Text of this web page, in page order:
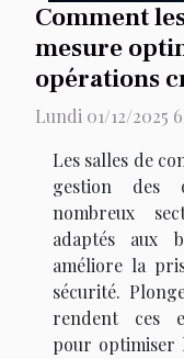
Comment
mesure
opérations
Lundi 01/12/2025
Les salles de
gestion des
nombreux
adaptés aux
améliore la
sécurité.
rendent ces
pour optimiser